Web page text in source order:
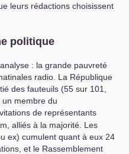
leurs rédactions choisissent
politique
: la grande pauvreté
radio. La République
des fauteuils (55 sur 101,
membre du
de représentants
alliés à la majorité. Les
ex) cumulent quant à eux 24
et le Rassemblement